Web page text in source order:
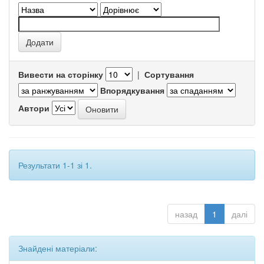
Вивести на сторінку | Сортування
Впорядкування
Автори
Результати 1-1 зі 1.
назад 1 далі
Знайдені матеріали: